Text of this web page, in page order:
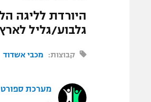
היורדת לליגה
גלבוע/גליל
קבוצות: מכבי אשדוד
מערכת ספורט 1